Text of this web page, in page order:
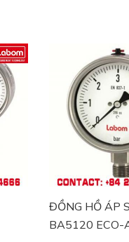
ĐỒNG HỒ ÁP
BA5120 ECO-